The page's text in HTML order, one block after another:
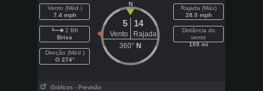
Vento (Méd )
7.4 mph
2 Bft
Brisa
Direção (Méd )
O 274°
N
5 14
Vento
Rajada
360° N
Rajada (Máx)
28.0 mph
Distância do
vento
109 mi
Gráficos - Previsão